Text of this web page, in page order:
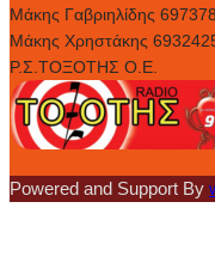
Μάκης Γαβριηλίδης
Μάκης Χρηστάκης
Ρ.Σ.ΤΟΞΟΤΗΣ Ο.Ε.
Powered and Support By